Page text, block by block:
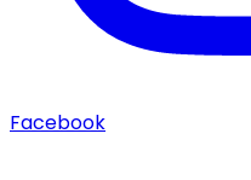
Facebook